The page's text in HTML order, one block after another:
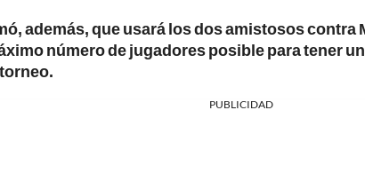
además, que usará los dos amistosos contra
número de jugadores posible para tener
PUBLICIDAD